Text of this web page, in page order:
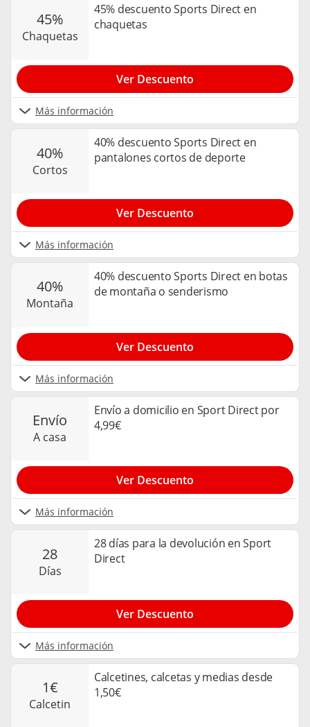
45%
chaquetas
45% descuento Sports Direct en
chaquetas
Más información
Ver Descuento
40%
cortos
40% descuento Sports Direct en
pantalones cortos de deporte
Más información
Ver Descuento
40%
montaña
40% descuento Sports Direct en botas
de montaña o senderismo
Más información
Ver Descuento
envío
a casa
Envío a domicilio en Sport Direct por
4,99€
Más información
Ver Descuento
28
días
28 días para la devolución en Sport
Direct
Más información
Ver Descuento
1€
calcetin
Calcetines, calcetas y medias desde
1,50€